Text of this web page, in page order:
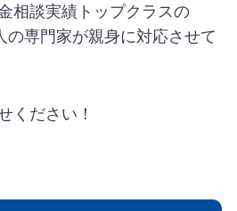
相談実績トップクラスの
の専門家が親身に対応させて
ください！